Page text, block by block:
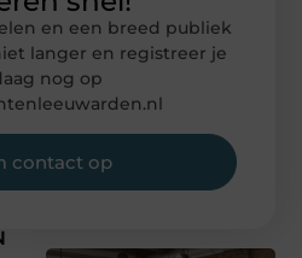
en een breed publiek
langer en registreer je
nog op
contact op